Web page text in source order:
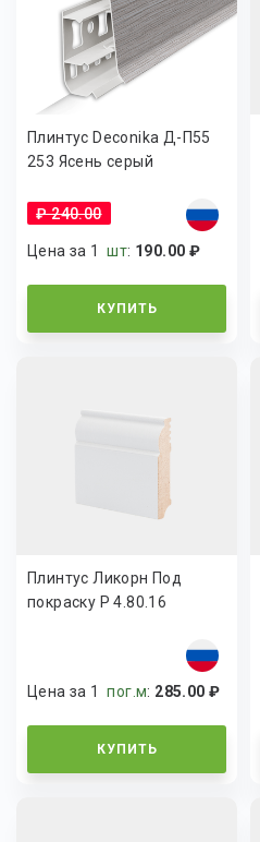
Плинтус Deconika Д-П55
253 Ясень серый
₽ 240.00
Цена за 1шт: 190.00 ₽
КУПИТЬ
Плинтус Ликорн Под
покраску Р 4.80.16
Цена за 1пог.м: 285.00 ₽
КУПИТЬ